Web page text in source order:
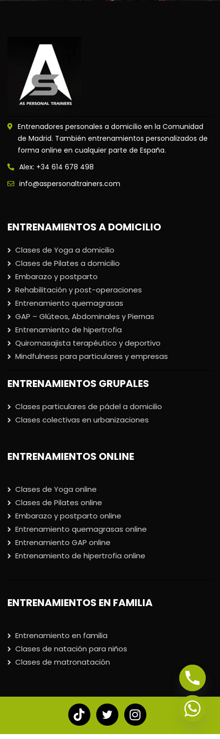
Entrenadores personales a domicilio en la Comunidad
de Madrid. También entrenamientos personalizados de
forma online en cualquier parte de España.
Alex: +34 614 678 498
info@aspersonaltrainers.com
ENTRENAMIENTOS A DOMICILIO
Clases de Yoga a domicilio
Clases de Pilates a domicilio
Embarazo y postparto
Rehabilitación y post-operaciones
Entrenamiento quemagrasas
GAP – Glúteos, Abdominales y Piernas
Entrenamiento de hipertrofia
Quiromasajista terapéutico y deportivo
Mindfulness para particulares y empresas
ENTRENAMIENTOS GRUPALES
Clases particulares de pádel a domicilio
Clases colectivas en urbanizaciones
ENTRENAMIENTOS ONLINE
Clases de Yoga online
Clases de Pilates online
Embarazo y postparto online
Entrenamiento quemagrasas online
Entrenamiento GAP online
Entrenamiento de hipertrofia online
ENTRENAMIENTOS EN FAMILIA
Entrenamiento en familia
Clases de natación para niños
Clases de matronatación